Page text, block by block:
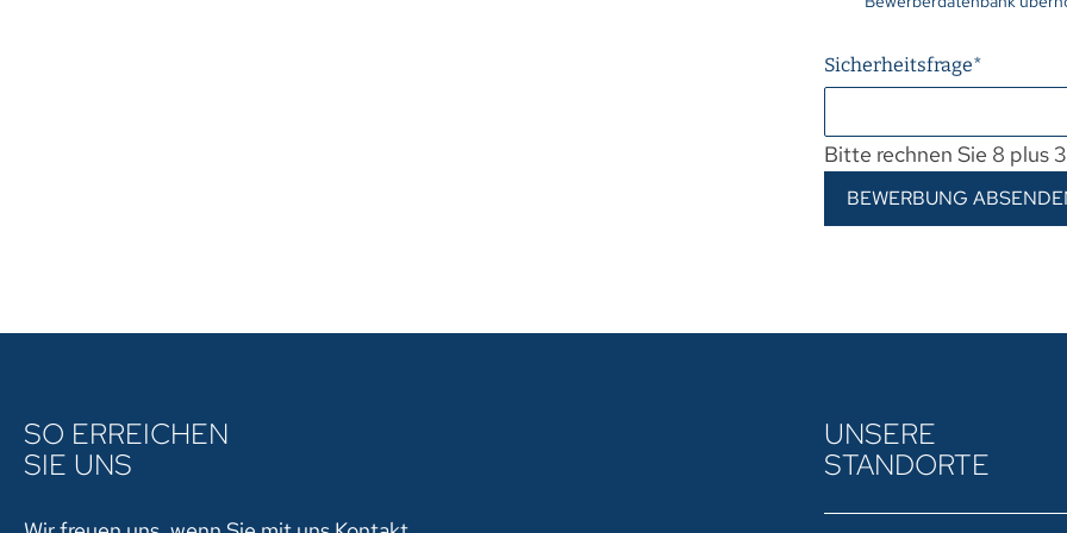
Sicherheitsfrage*
Bitte rechnen Sie 8 plus
BEWERBUNG
SO ERREICHEN
SIE UNS
UNSERE
STANDORTE